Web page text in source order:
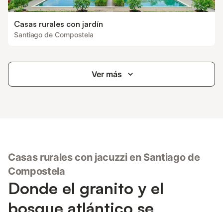
Casas rurales con jardín
Santiago de Compostela
Ver más
Casas rurales con jacuzzi en Santiago de
Compostela
Donde el granito y el
bosque atlántico se